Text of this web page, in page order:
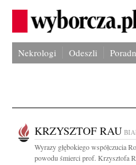
Nekrologi Odeszli
KRZYSZTOF RAU
Wyrazy głębokiego współczucia
powodu śmierci prof. Krzysztofa